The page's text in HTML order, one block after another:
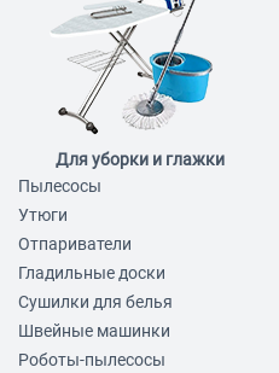
Для уборки и глажки
Пылесосы
Утюги
Отпариватели
Гладильные доски
Сушилки для белья
Швейные машинки
Роботы-пылесосы